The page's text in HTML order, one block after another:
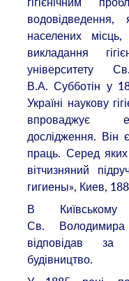
водовідведення,
населених місць,
викладання
університету
В.А. Субботін у
Україні наукову
впроваджує
дослідження. Він
праць. Серед
вітчизняний
гигиены», Киев,
В Київському
Св.
відповідав за
будівництво.